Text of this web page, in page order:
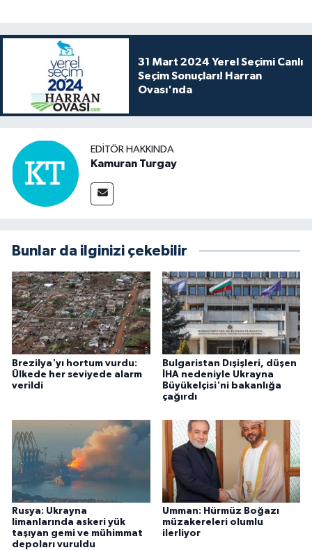
31 Mart 2024 Yerel Seçimi Canlı
Seçim Sonuçları! Harran
Ovası'nda
EDITÖR HAKKINDA
Kamuran Turgay
Bunlar da ilginizi çekebilir
Brezilya'yı hortum vurdu:
Ülkede her seviyede alarm
verildi
Bulgaristan Dışişleri, düşen
İHA nedeniyle Ukrayna
Büyükelçisi'ni bakanlığa
çağırdı
Rusya: Ukrayna
limanlarında askeri yük
taşıyan gemi ve mühimmat
depoları vuruldu
Umman: Hürmüz Boğazı
müzakereleri olumlu
ilerliyor